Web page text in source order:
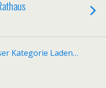
Kategorie Laden…